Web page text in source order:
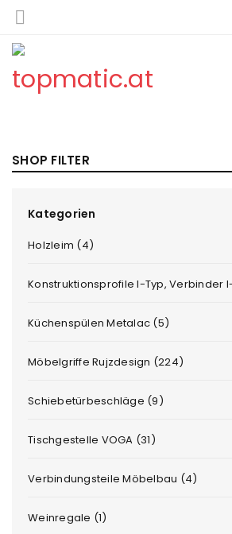
SHOP FILTER
Kategorien
Holzleim (4)
Konstruktionsprofile I-Typ, Verbinder
Küchenspülen Metalac (5)
Möbelgriffe Rujzdesign (224)
Schiebetürbeschläge (9)
Tischgestelle VOGA (31)
Verbindungsteile Möbelbau (4)
Weinregale (1)